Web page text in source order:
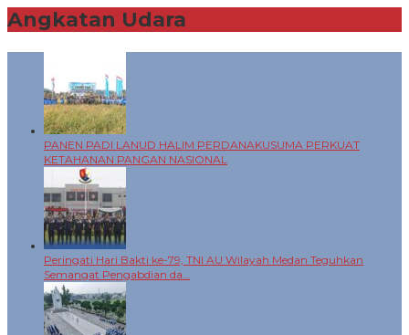
Angkatan Udara
PANEN PADI LANUD HALIM PERDANAKUSUMA PERKUAT
KETAHANAN PANGAN NASIONAL
Peringati Hari Bakti ke-79, TNI AU Wilayah Medan Teguhkan
Semangat Pengabdian da…